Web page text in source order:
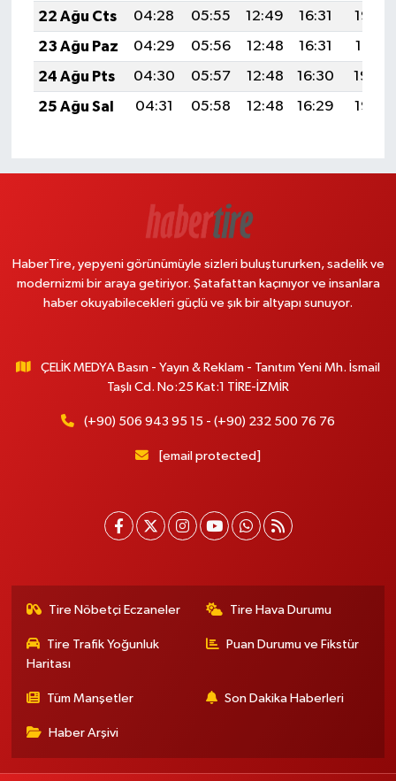
22 Ağu Cts
04:28 05:55 12:49 16:31
19:32
23 Ağu Paz
04:29 05:56 12:48 16:31
19:31
24 Ağu Pts
04:30 05:57 12:48 16:30
19:29
25 Ağu Sal
04:31 05:58 12:48 16:29 19:28
HaberTire, yepyeni görünümüyle sizleri buluştururken, sadelik ve
modernizmi bir araya getiriyor. Şatafattan kaçınıyor ve insanlara
haber okuyabilecekleri güçlü ve şık bir altyapı sunuyor.
ÇELİK MEDYA Basın - Yayın & Reklam - Tanıtım Yeni Mh. İsmail
Taşlı Cd. No:25 Kat:1 TİRE-İZMİR
(+90) 506 943 95 15 - (+90) 232 500 76 76
[email protected]
Tire Nöbetçi Eczaneler Tire Hava Durumu
Tire Trafik Yoğunluk
Haritası
Puan Durumu ve Fikstür
Tüm Manşetler Son Dakika Haberleri
Haber Arşivi